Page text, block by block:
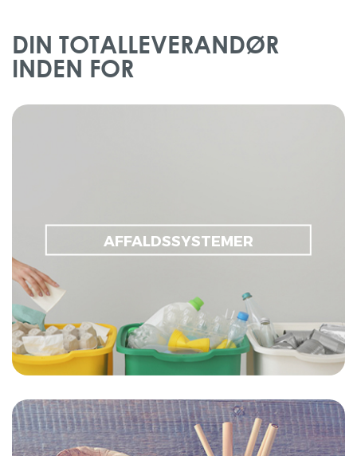
DIN TOTALLEVERANDØR
INDEN FOR
AFFALDSSYSTEMER
Læs mere om affaldssortering
Affaldsstativer